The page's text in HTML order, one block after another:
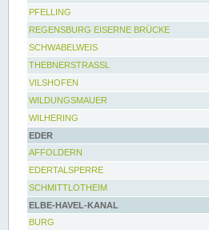
PFELLING
REGENSBURG EISERNE BRÜCKE
SCHWABELWEIS
THEBNERSTRASSL
VILSHOFEN
WILDUNGSMAUER
WILHERING
EDER
AFFOLDERN
EDERTALSPERRE
SCHMITTLOTHEIM
ELBE-HAVEL-KANAL
BURG